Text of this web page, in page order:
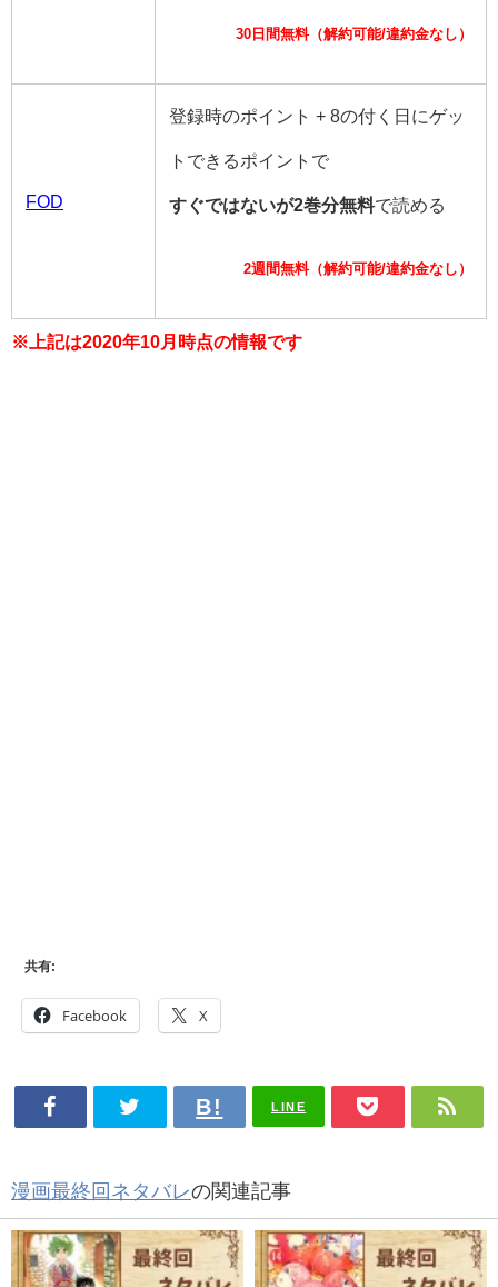
30日間無料（解約可能/違約金なし）
FOD
登録時のポイント + 8の付く日にゲッ
トできるポイントで
すぐではないが2巻分無料で読める
2週間無料（解約可能/違約金なし）
※上記は2020年10月時点の情報です
共有:
Facebook X
LINE
漫画最終回ネタバレの関連記事